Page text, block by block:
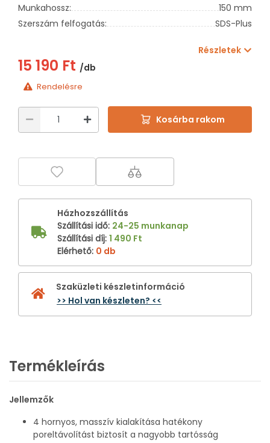
Munkahossz:
150 mm
Szerszám felfogatás:
SDS-Plus
Részletek
15 190 Ft /db
Rendelésre
Kosárba rakom
Házhozszállítás
Szállítási idő: 24-25 munkanap
Szállítási díj: 1 490 Ft
Elérhető: 0 db
Szaküzleti készletinformáció
>> Hol van készleten? <<
Termékleírás
Jellemzők
4 hornyos, masszív kialakítása hatékony
poreltávolítást biztosít a nagyobb tartósság